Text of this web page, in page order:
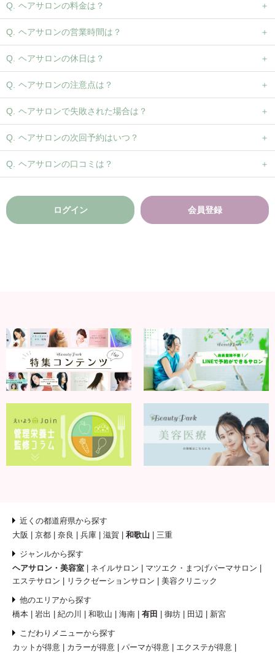
ヘアサロンの料金は？
ヘアサロンの営業時間は？
ヘアサロンの休日は？
ヘアサロンの注意点は？
ヘアサロンで失敗された場合は？
ヘアサロンの次回予約はいつ？
ヘアサロンの口コミは？
ログイン 会員登録
近くの都道府県から探す
大阪
京都 奈良 兵庫 滋賀 和歌山 三重
ジャンルから探す
ヘアサロン・美容室
ネイルサロン
マツエク・まつげパーマサロン
エステサロン
リラクゼーションサロン 美容クリニック
他のエリアから探す
橋本
岩出 紀の川 和歌山 海南 有田 御坊 田辺 新宮
こだわりメニューから探す
カットが得意
カラーが得意 パーマが得意
エクステが得意